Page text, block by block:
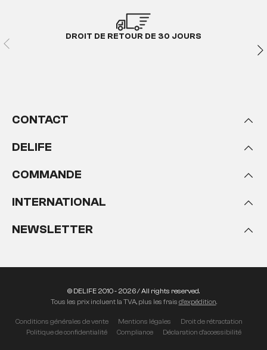
DROIT DE RETOUR DE 30 JOURS
CONTACT
DELIFE
COMMANDE
INTERNATIONAL
NEWSLETTER
Conditions générales de vente Mentions légales
Droit de rétractation
Politique de confidentialité
Compliance Déclaration d'accessibilité
© DELIFE 2010 - 2026 / All rights reserved.
Tous les prix incluent la TVA, plus les frais d'expédition.